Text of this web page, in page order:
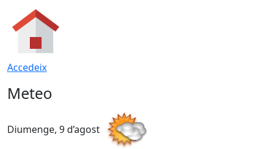
Accedeix
Meteo
Diumenge, 9 d’agost